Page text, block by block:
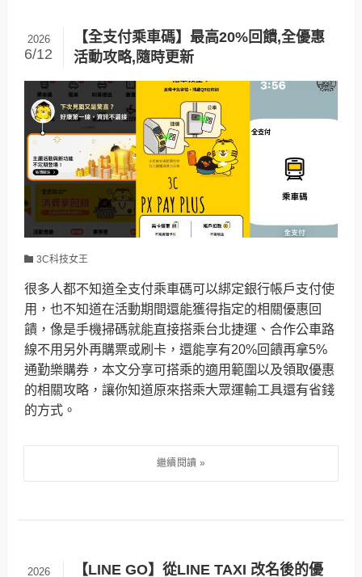
【全支付乘車碼】最高20%回饋,全優惠
活動攻略,隨時更新
2026
6/12
3C科技女王
很多人都不知道全支付乘車碼可以綁定銀行帳戶支付使
用，也不知道在活動期間還能獲得指定的相關優惠回
饋，像是手機掃碼就能直接搭乘台北捷運、合作公車路
線不用另外再購票或刷卡，還能享有20%回饋再拿5%
通勤樂購券，本文分享可搭乘的適用範圍以及領取優惠
的相關攻略，讓你知道原來搭乘大眾運輸工具還有省錢
的方式。
【LINE GO】從LINE TAXI 改名後的優
2026